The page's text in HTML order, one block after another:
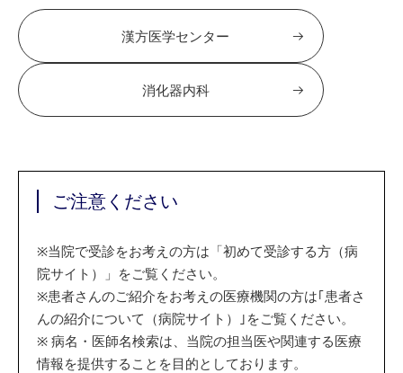
漢方医学センター
消化器内科
ご注意ください
※当院で受診をお考えの方は「初めて受診する方（病
院サイト）」をご覧ください。
※患者さんのご紹介をお考えの医療機関の方は｢患者さ
んの紹介について（病院サイト）｣をご覧ください。
※ 病名・医師名検索は、当院の担当医や関連する医療
情報を提供することを目的としております。